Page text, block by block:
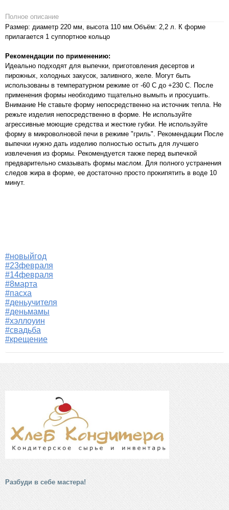
Полное описание
Размер: диаметр 220 мм, высота 110 мм.Объём: 2,2 л. К форме
прилагается 1 суппортное кольцо
Рекомендации по применению:
Идеально подходят для выпечки, приготовления десертов и
пирожных, холодных закусок, заливного, желе. Могут быть
использованы в температурном режиме от -60 С до +230 С. После
применения формы необходимо тщательно вымыть и просушить.
Внимание Не ставьте форму непосредственно на источник тепла. Не
режьте изделия непосредственно в форме. Не используйте
агрессивные моющие средства и жесткие губки. Не используйте
форму в микроволновой печи в режиме "гриль". Рекомендации После
выпечки нужно дать изделию полностью остыть для лучшего
извлечения из формы. Рекомендуется также перед выпечкой
предварительно смазывать формы маслом. Для полного устранения
следов жира в форме, ее достаточно просто прокипятить в воде 10
минут.
#новыйгод
#23февраля
#14февраля
#8марта
#пасха
#деньучителя
#деньмамы
#хэллоуин
#свадьба
#крещение
Разбуди в себе мастера!